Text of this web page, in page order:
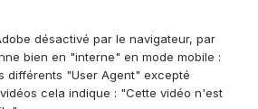
désactivé par le navigateur, par
bien en "interne" en mode mobile :
différents "User Agent" excepté
cela indique : "Cette vidéo n'est